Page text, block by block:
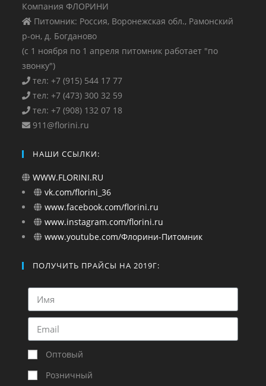
Компания ФЛОРИНИ
Питомник: Россия, Воронежская обл., Рамонский
р-он, д. Богданово
(с 1 ноября по 1 апреля питомник работает "по
звонку")
тел: +7 (915) 544 17 77
тел: +7 (473) 300 32 59
тел: +7 (908) 132 07 18
911@florini.ru
НАШИ ССЫЛКИ:
WWW.FLORINI.RU
vk.com/florini_36
www.facebook.com/florini.ru
www.instagram.com/florini.ru
www.youtube.com/Флорини-Питомник
ПОЛУЧИТЬ ПРАЙСЫ НА 2019Г:
Оптовый
Розничный